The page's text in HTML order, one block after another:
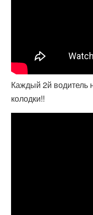
Каждый 2й водитель
колодки!!